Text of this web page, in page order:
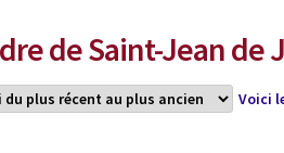
de Saint-Jean de
Voici